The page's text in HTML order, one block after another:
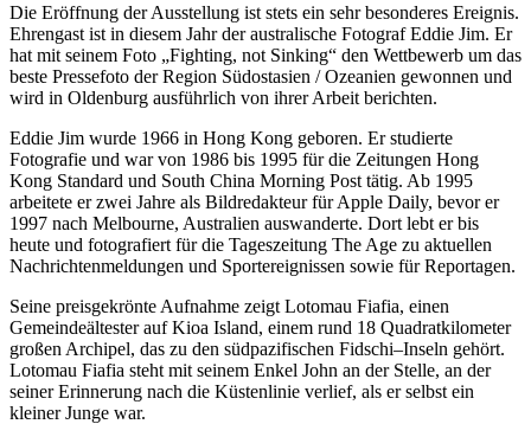
Die Eröffnung der Ausstellung ist stets ein sehr besonderes Ereignis.
Ehrengast ist in diesem Jahr der australische Fotograf Eddie Jim. Er
hat mit seinem Foto „Fighting, not Sinking“ den Wettbewerb um das
beste Pressefoto der Region Südostasien / Ozeanien gewonnen und
wird in Oldenburg ausführlich von ihrer Arbeit berichten.
Eddie Jim wurde 1966 in Hong Kong geboren. Er studierte
Fotografie und war von 1986 bis 1995 für die Zeitungen Hong
Kong Standard und South China Morning Post tätig. Ab 1995
arbeitete er zwei Jahre als Bildredakteur für Apple Daily, bevor er
1997 nach Melbourne, Australien auswanderte. Dort lebt er bis
heute und fotografiert für die Tageszeitung The Age zu aktuellen
Nachrichtenmeldungen und Sportereignissen sowie für Reportagen.
Seine preisgekrönte Aufnahme zeigt Lotomau Fiafia, einen
Gemeindeältester auf Kioa Island, einem rund 18 Quadratkilometer
großen Archipel, das zu den südpazifischen Fidschi–Inseln gehört.
Lotomau Fiafia steht mit seinem Enkel John an der Stelle, an der
seiner Erinnerung nach die Küstenlinie verlief, als er selbst ein
kleiner Junge war.